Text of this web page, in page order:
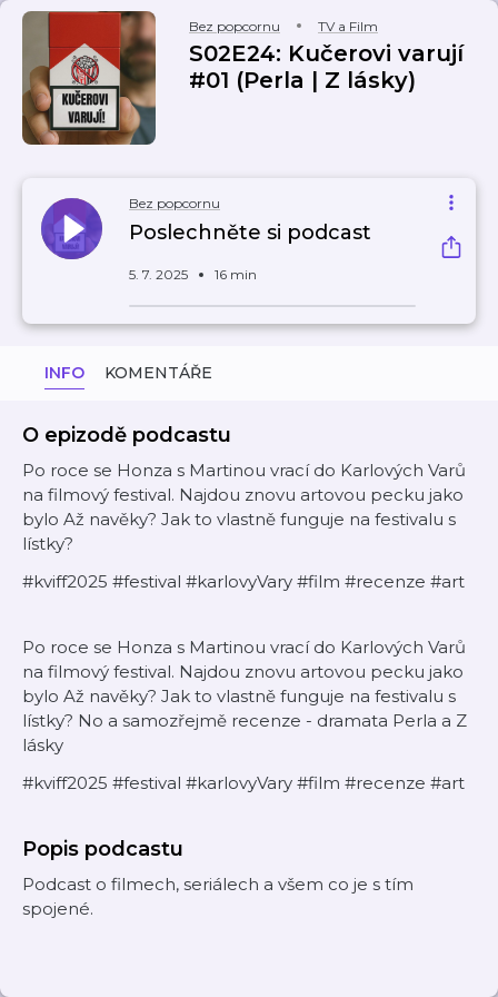
Bez popcornu TV a Film
S02E24: Kučerovi varují
#01 (Perla | Z lásky)
Bez popcornu
Poslechněte si podcast
5. 7. 2025 16 min
INFO KOMENTÁŘE
O epizodě podcastu
Po roce se Honza s Martinou vrací do Karlových Varů
na filmový festival. Najdou znovu artovou pecku jako
bylo Až navěky? Jak to vlastně funguje na festivalu s
lístky?
#kviff2025 #festival #karlovyVary #film #recenze #art
Po roce se Honza s Martinou vrací do Karlových Varů
na filmový festival. Najdou znovu artovou pecku jako
bylo Až navěky? Jak to vlastně funguje na festivalu s
lístky? No a samozřejmě recenze - dramata Perla a Z
lásky
#kviff2025 #festival #karlovyVary #film #recenze #art
Popis podcastu
Podcast o filmech, seriálech a všem co je s tím
spojené.